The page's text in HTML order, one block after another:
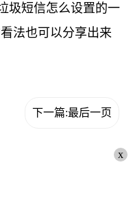
圾短信怎么设置的一
法也可以分享出来
下一篇:最后一页
x